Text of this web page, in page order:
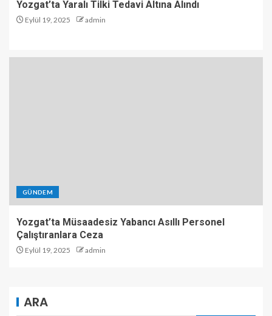
Yozgat’ta Yaralı Tilki Tedavi Altına Alındı
Eylül 19, 2025 admin
GÜNDEM
Yozgat’ta Müsaadesiz Yabancı Asıllı Personel
Çalıştıranlara Ceza
Eylül 19, 2025 admin
ARA